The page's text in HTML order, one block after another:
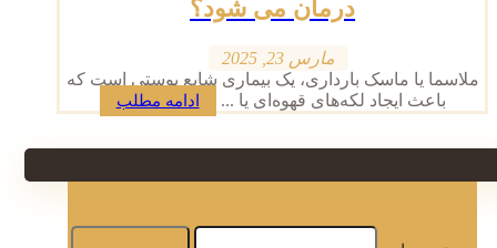
درمان می شود؟
مارس 23, 2025
ملاسما یا ماسک بارداری، یک بیماری شایع پوستی است که
باعث ایجاد لکه‌های قهوه‌ای یا ...
ادامه مطلب